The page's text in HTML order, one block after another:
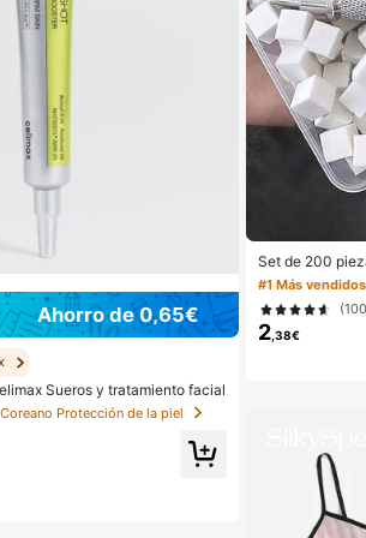
Ahorro de 0,65€
Sueros y tratamiento facial
Protección de la piel
Set de 200
s, esponja
ra diseño de
da para uñas,
hogar, estética
#1 Más vendidos
2 ,38€